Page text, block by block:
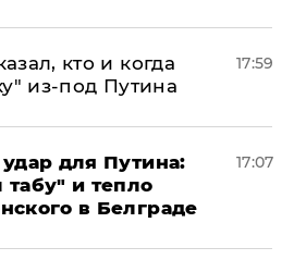
кто и когда
из-под Путина
17:59
для Путина:
и тепло
в Белграде
17:07